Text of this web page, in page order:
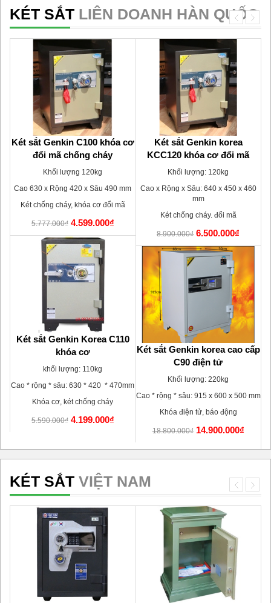
KÉT SẮT LIÊN DOANH HÀN QUỐC
Két sắt Genkin C100 khóa cơ
đổi mã chống cháy
Khối lượng 120kg
Cao 630 x Rộng 420 x Sâu 490 mm
Két chống cháy, khóa cơ đổi mã
5.777.000₫ 4.599.000₫
Két sắt Genkin Korea C110
khóa cơ
khối lượng: 110kg
Cao * rộng * sâu: 630 * 420 * 470mm
Khóa cơ, két chống cháy
5.590.000₫ 4.199.000₫
Két sắt Genkin korea
KCC120 khóa cơ đổi mã
Khối lượng: 120kg
Cao x Rộng x Sâu: 640 x 450 x 460
mm
Két chống cháy. đổi mã
8.900.000₫ 6.500.000₫
Két sắt Genkin korea cao cấp
C90 điện tử
Khối lượng: 220kg
Cao * rộng * sâu: 915 x 600 x 500 mm
Khóa điện tử, báo động
18.800.000₫ 14.900.000₫
KÉT SẮT VIỆT NAM